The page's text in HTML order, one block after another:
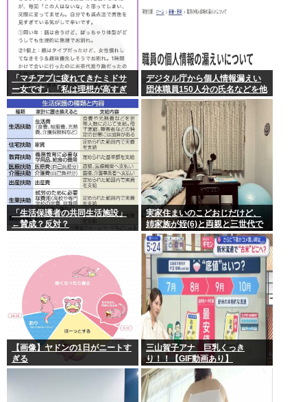
「マチアプに疲れてきたミドサ
ー女です」「私は理想が高すぎ
るのでしょうか」
デジタル庁から個人情報漏えい
団体職員150人分の氏名などを他
省庁へ誤送付、第三者に転送な
「生活保護者の共同生活施設」
←賛成？反対？
実家住まいのこどおじだけど、
姉家族が姪(6)と両親と三世代で
家族旅行に行くらしいから俺も
一緒に連れていってもらっても
いいよね？
【画像】ヤドンの1日がニートす
ぎる
三山賀子アナ 巨乳くっき
り！！【GIF動画あり】